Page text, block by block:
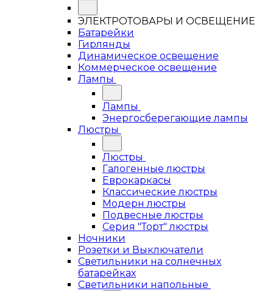
ЭЛЕКТРОТОВАРЫ И ОСВЕЩЕНИЕ
Батарейки
Гирлянды
Динамическое освещение
Коммерческое освещение
Лампы
Лампы
Энергосберегающие лампы
Люстры
Люстры
Галогенные люстры
Еврокаркасы
Классические люстры
Модерн люстры
Подвесные люстры
Серия "Торт" люстры
Ночники
Розетки и Выключатели
Светильники на солнечных
батарейках
Светильники напольные